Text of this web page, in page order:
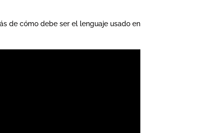
de cómo debe ser el lenguaje usado en